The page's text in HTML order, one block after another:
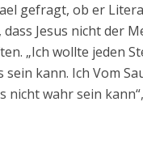
gefragt, ob er
dass Jesus nicht der
„Ich wollte jeden
kann. Ich Vom
nicht wahr sein